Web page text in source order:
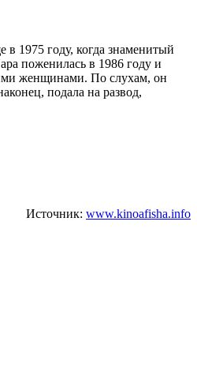
1975 году, когда знаменитый
поженилась в 1986 году и
женщинами. По слухам, он
подала на развод,
Источник: www.kinoafisha.info